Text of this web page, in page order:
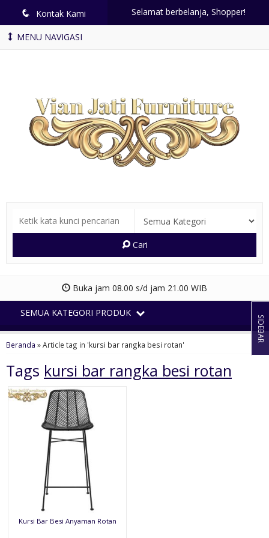
q Kontak Kami Selamat berbelanja, Shopper!
MENU NAVIGASI
Cari
Buka jam 08.00 s/d jam 21.00 WIB
SEMUA KATEGORI PRODUK
Beranda »Article tag in 'kursi bar rangka besi rotan'
Tags kursi bar rangka besi rotan
Kursi Bar Besi Anyaman Rotan
SIDEBAR